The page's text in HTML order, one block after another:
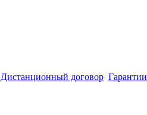
Дистанционный договор Гарантии